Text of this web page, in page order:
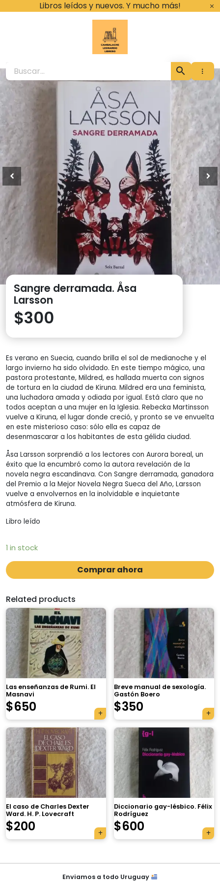
Libros leídos y nuevos. Y mucho más!
Cambalache
Sangre derramada. Åsa
Larsson
$300
Es verano en Suecia, cuando brilla el sol de medianoche y el
largo invierno ha sido olvidado. En este tiempo mágico, una
pastora protestante, Mildred, es hallada muerta con signos
de tortura en la ciudad de Kiruna. Mildred era una feminista,
una luchadora amada y odiada por igual. Está claro que no
todos aceptan a una mujer en la Iglesia. Rebecka Martinsson
vuelve a Kiruna, el lugar donde creció, y pronto se ve envuelta
en este misterioso caso: sólo ella es capaz de
desenmascarar a los habitantes de esta gélida ciudad.
Åsa Larsson sorprendió a los lectores con Aurora boreal, un
éxito que la encumbró como la autora revelación de la
novela negra escandinava. Con Sangre derramada, ganadora
del Premio a la Mejor Novela Negra Sueca del Año, Larsson
vuelve a envolvernos en la inolvidable e inquietante
atmósfera de Kiruna.
Libro leído
1 in stock
Comprar ahora
Related products
Las enseñanzas de Rumi. El
Masnavi
$650
Breve manual de sexología.
Gastón Boero
$350
El caso de Charles Dexter
Ward. H. P. Lovecraft
$200
Diccionario gay-lésbico. Félix
Rodríguez
$600
NavegaciónEnviamos a todo Uruguay
×
Tu carrito está vacío.
Agregá un producto y aparecerá acá
automáticamente.